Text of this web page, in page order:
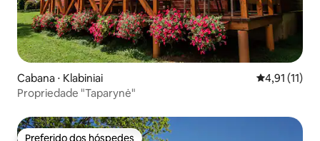
Cabana ⋅ Klabiniai 4,91 de uma
4,91 (11)
Propriedade "Taparynė"
Preferido dos hóspedes